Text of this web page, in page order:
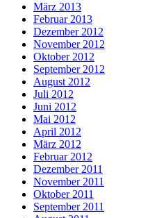
März 2013
Februar 2013
Dezember 2012
November 2012
Oktober 2012
September 2012
August 2012
Juli 2012
Juni 2012
Mai 2012
April 2012
März 2012
Februar 2012
Dezember 2011
November 2011
Oktober 2011
September 2011